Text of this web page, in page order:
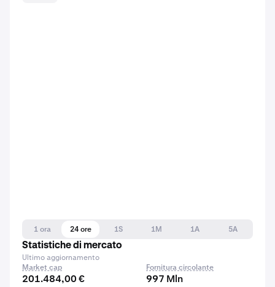
1 ora 24 ore 1S 1M 1A
5A
Statistiche di mercato
Ultimo aggiornamento
Market cap
201.484,00 €
Fornitura circolante
997 Mln